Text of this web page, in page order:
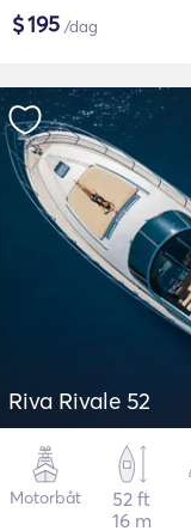
$195 /dag
Riva Rivale 52
Motorbåt
52 ft
16 m